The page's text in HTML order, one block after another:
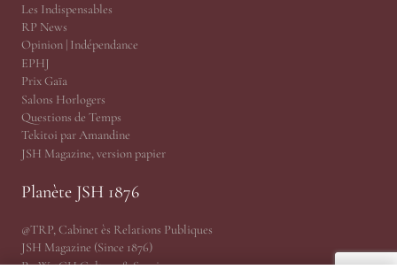
Les Indispensables
RP News
Opinion | Indépendance
EPHJ
Prix Gaïa
Salons Horlogers
Questions de Temps
Tekitoi par Amandine
JSH Magazine, version papier
Planète JSH 1876
@TRP, Cabinet ès Relations Publiques
JSH Magazine (Since 1876)
ProWatCH Culture & Savoirs